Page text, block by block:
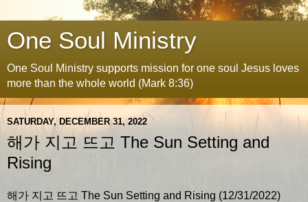
One Soul Ministry
One Soul Ministry supports mission for one soul Jesus loves
more than the whole world (Mark 8:36)
SATURDAY, DECEMBER 31, 2022
해가 지고 뜨고 The Sun Setting and
Rising
해가 지고 뜨고 The Sun Setting and Rising (12/31/2022)